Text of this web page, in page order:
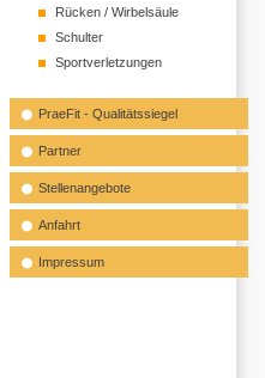
Rücken / Wirbelsäule
Schulter
Sportverletzungen
PraeFit - Qualitätssiegel
Partner
Stellenangebote
Anfahrt
Impressum